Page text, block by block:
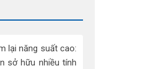
lại năng suất cao:
sở hữu nhiều tính